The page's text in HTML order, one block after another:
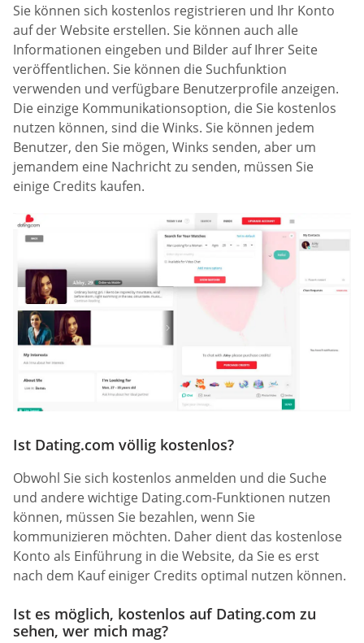
Sie können sich kostenlos registrieren und Ihr Konto
auf der Website erstellen. Sie können auch alle
Informationen eingeben und Bilder auf Ihrer Seite
veröffentlichen. Sie können die Suchfunktion
verwenden und verfügbare Benutzerprofile anzeigen.
Die einzige Kommunikationsoption, die Sie kostenlos
nutzen können, sind die Winks. Sie können jedem
Benutzer, den Sie mögen, Winks senden, aber um
jemandem eine Nachricht zu senden, müssen Sie
einige Credits kaufen.
Ist Dating.com völlig kostenlos?
Obwohl Sie sich kostenlos anmelden und die Suche
und andere wichtige Dating.com-Funktionen nutzen
können, müssen Sie bezahlen, wenn Sie
kommunizieren möchten. Daher dient das kostenlose
Konto als Einführung in die Website, da Sie es erst
nach dem Kauf einiger Credits optimal nutzen können.
Ist es möglich, kostenlos auf Dating.com zu
sehen, wer mich mag?